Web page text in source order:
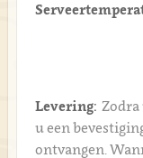
Levering:
u een
ontvangen.